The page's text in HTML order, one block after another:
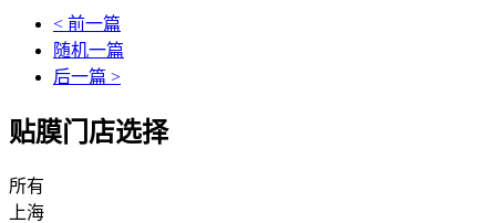
< 前一篇
随机一篇
后一篇 >
贴膜门店选择
所有
上海